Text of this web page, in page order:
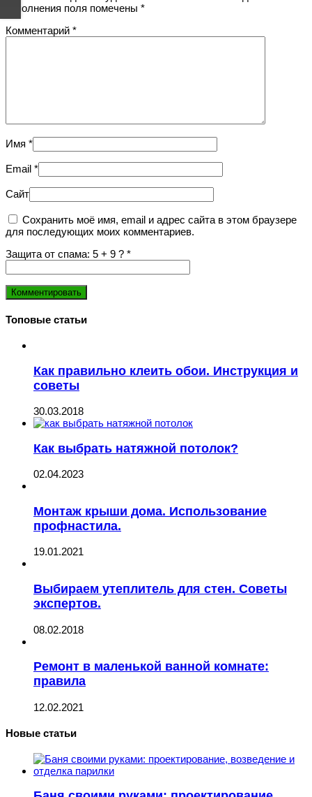
заполнения поля помечены *
Комментарий *
Имя *
Email *
Сайт
Сохранить моё имя, email и адрес сайта в этом браузере
для последующих моих комментариев.
Защита от спама: 5 + 9 ? *
Топовые статьи
Как правильно клеить обои. Инструкция и
советы
30.03.2018
Как выбрать натяжной потолок?
02.04.2023
Монтаж крыши дома. Использование
профнастила.
19.01.2021
Выбираем утеплитель для стен. Советы
экспертов.
08.02.2018
Ремонт в маленькой ванной комнате:
правила
12.02.2021
Новые статьи